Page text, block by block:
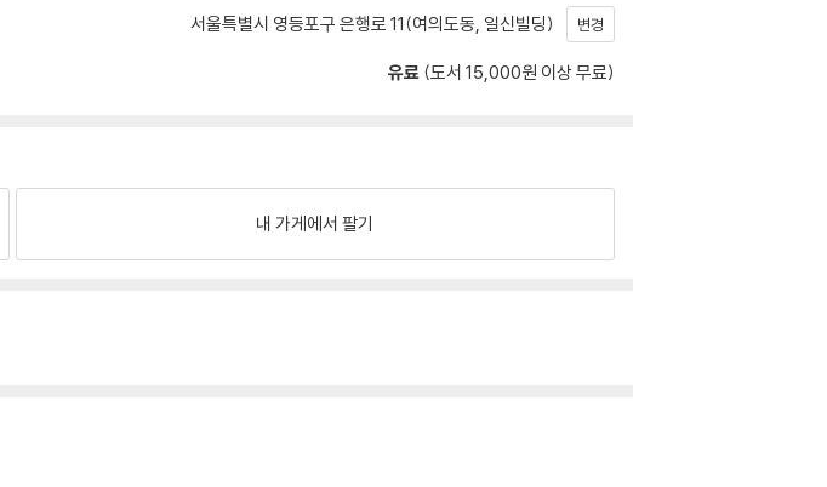
서울특별시 영등포구 은행로 11(여의도동, 일신빌딩) 변경
유료 (도서 15,000원 이상 무료)
내 가게에서 팔기